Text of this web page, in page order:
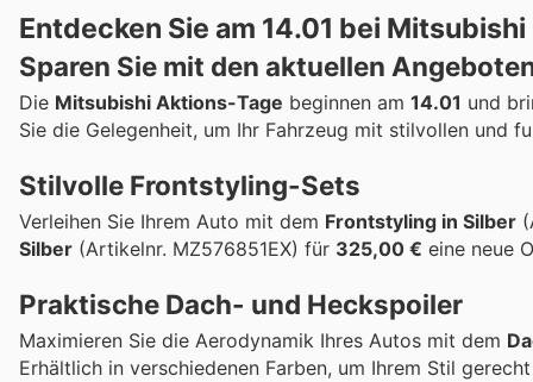
Entdecken Sie am 14.01 bei
Sparen Sie mit den aktuellen
Die Mitsubishi Aktions-Tage beginnen am 14.01 und
Sie die Gelegenheit, um Ihr Fahrzeug mit stilvollen und
Stilvolle Frontstyling-Sets
Verleihen Sie Ihrem Auto mit dem Frontstyling in Silber
Silber (Artikelnr. MZ576851EX) für 325,00 € eine neue
Praktische Dach- und Heckspoiler
Maximieren Sie die Aerodynamik Ihres Autos mit dem
Erhältlich in verschiedenen Farben, um Ihrem Stil